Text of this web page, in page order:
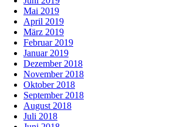
Mai 2019
April 2019
März 2019
Februar 2019
Januar 2019
Dezember 2018
November 2018
Oktober 2018
September 2018
August 2018
Juli 2018